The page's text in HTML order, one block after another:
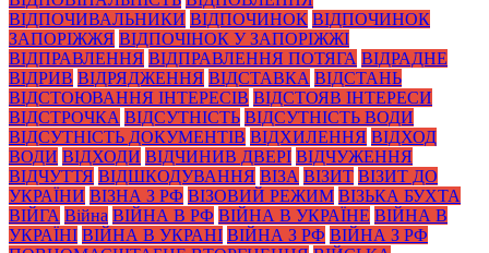
ВІДПОЧИВАЛЬНИКИ ВІДПОЧИНОК ВІДПОЧИНОК
ЗАПОРІЖЖЯ ВІДПОЧІНОК У ЗАПОРІЖЖІ
ВІДПРАВЛЕННЯ ВІДПРАВЛЕННЯ ПОТЯГА ВІДРАДНЕ
ВІДРИВ ВІДРЯДЖЕННЯ ВІДСТАВКА ВІДСТАНЬ
ВІДСТОЮВАННЯ ІНТЕРЕСІВ ВІДСТОЯВ ІНТЕРЕСИ
ВІДСТРОЧКА ВІДСУТНІСТЬ ВІДСУТНІСТЬ ВОДИ
ВІДСУТНІСТЬ ДОКУМЕНТІВ ВІДХИЛЕННЯ ВІДХОД
ВОДИ ВІДХОДИ ВІДЧИНИВ ДВЕРІ ВІДЧУЖЕННЯ
ВІДЧУТТЯ ВІДШКОДУВАННЯ ВІЗА ВІЗИТ ВІЗИТ ДО
УКРАЇНИ ВІЗНА З РФ ВІЗОВИЙ РЕЖИМ ВІЗЬКА БУХТА
ВІЙГА Війна ВІЙНА В РФ ВІЙНА В УКРАЇНЕ ВІЙНА В
УКРАЇНІ ВІЙНА В УКРАНІ ВІЙНА З РФ ВІЙНА З РФ